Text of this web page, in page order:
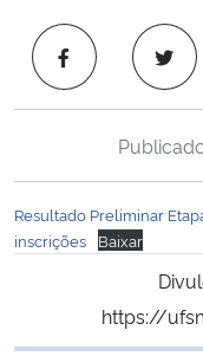
Ministério da Cidadania
Ministério da Saúde
Ministério de Minas e Energia
Ministério da Ciência,
Ministério do Meio Ambiente
Ministério do Turismo
Resultado Preliminar
inscrições
Baixar
https://